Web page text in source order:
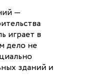
—
играет в
дело не
зданий и